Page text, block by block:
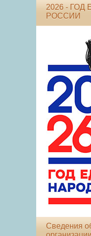
2026 -
РОССИИ
Сведения